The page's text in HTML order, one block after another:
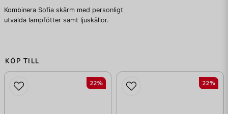
Kombinera Sofia skärm med personligt
utvalda lampfötter samt ljuskällor.
KÖP TILL
22% 22%